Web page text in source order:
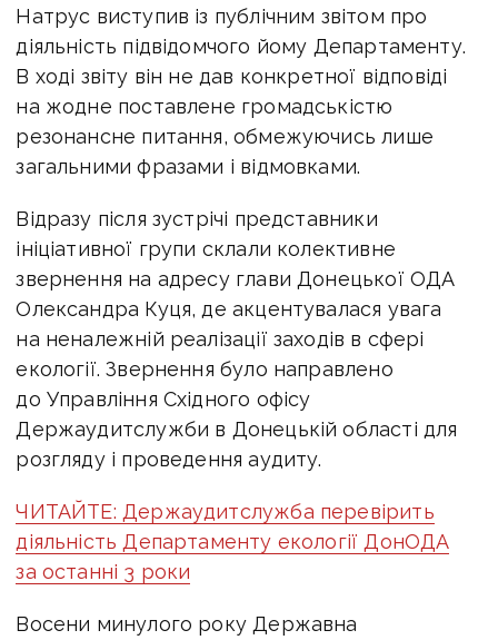
Натрус виступив із публічним звітом про
діяльність підвідомчого йому Департаменту.
В ході звіту він не дав конкретної відповіді
на жодне поставлене громадськістю
резонансне питання, обмежуючись лише
загальними фразами і відмовками.
Відразу після зустрічі представники
ініціативної групи склали колективне
звернення на адресу глави Донецької ОДА
Олександра Куця, де акцентувалася увага
на неналежній реалізації заходів в сфері
екології. Звернення було направлено
до Управління Східного офісу
Держаудитслужби в Донецькій області для
розгляду і проведення аудиту.
ЧИТАЙТЕ: Держаудитслужба перевірить
діяльність Департаменту екології ДонОДА
за останні 3 роки
Восени минулого року Державна